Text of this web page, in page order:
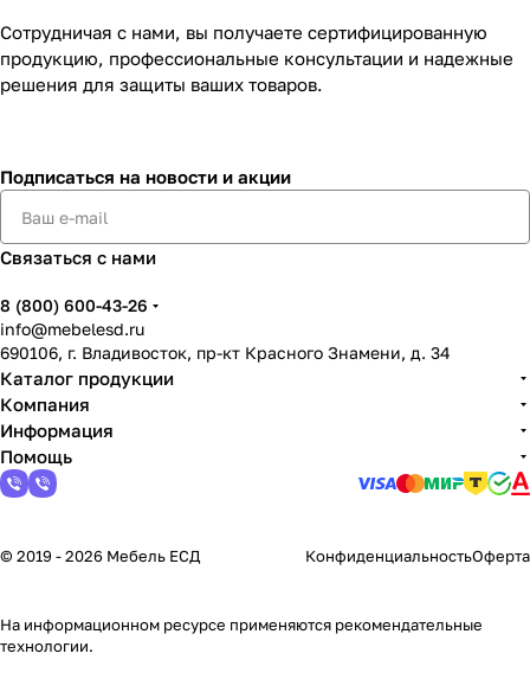
Сотрудничая с нами, вы получаете сертифицированную
продукцию, профессиональные консультации и надежные
решения для защиты ваших товаров.
Подписаться на новости и акции
Связаться с нами
8 (800) 600-43-26
info@mebelesd.ru
690106, г. Владивосток, пр-кт Красного Знамени, д. 34
Каталог продукции
Компания
Информация
Помощь
© 2019 - 2026 Мебель ЕСД КонфиденциальностьОферта
На информационном ресурсе применяются рекомендательные
технологии.